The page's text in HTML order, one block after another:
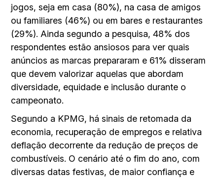
jogos, seja em casa (80%), na casa de amigos
ou familiares (46%) ou em bares e restaurantes
(29%). Ainda segundo a pesquisa, 48% dos
respondentes estão ansiosos para ver quais
anúncios as marcas prepararam e 61% disseram
que devem valorizar aquelas que abordam
diversidade, equidade e inclusão durante o
campeonato.
Segundo a KPMG, há sinais de retomada da
economia, recuperação de empregos e relativa
deflação decorrente da redução de preços de
combustíveis. O cenário até o fim do ano, com
diversas datas festivas, de maior confiança e